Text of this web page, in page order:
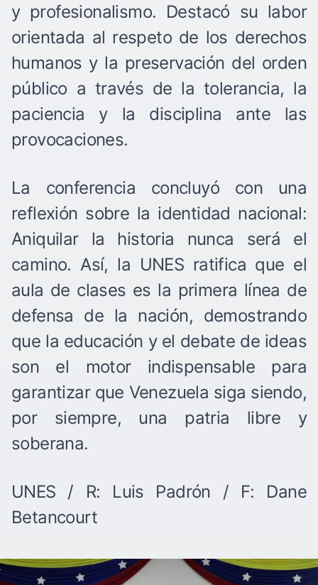
y profesionalismo. Destacó su labor
orientada al respeto de los derechos
humanos y la preservación del orden
público a través de la tolerancia, la
paciencia y la disciplina ante las
provocaciones.
La conferencia concluyó con una
reflexión sobre la identidad nacional:
Aniquilar la historia nunca será el
camino. Así, la UNES ratifica que el
aula de clases es la primera línea de
defensa de la nación, demostrando
que la educación y el debate de ideas
son el motor indispensable para
garantizar que Venezuela siga siendo,
por siempre, una patria libre y
soberana.
UNES / R: Luis Padrón / F: Dane
Betancourt